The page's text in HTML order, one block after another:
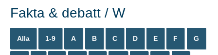
Fakta & debatt / W
Alla 1-9 A B C D E F G